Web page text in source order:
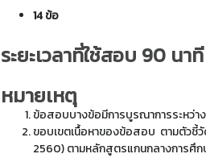
14 ข้อ
ระยะเวลาที่ใช้สอบ 90 นาที
หมายเหตุ
ข้อสอบบางข้อมีการบูรณาการระหว่า
ขอบเขตเนื้อหาของข้อสอบ ตามตัวชี้
2560)ตามหลักสูตรแกนกลางการศึ